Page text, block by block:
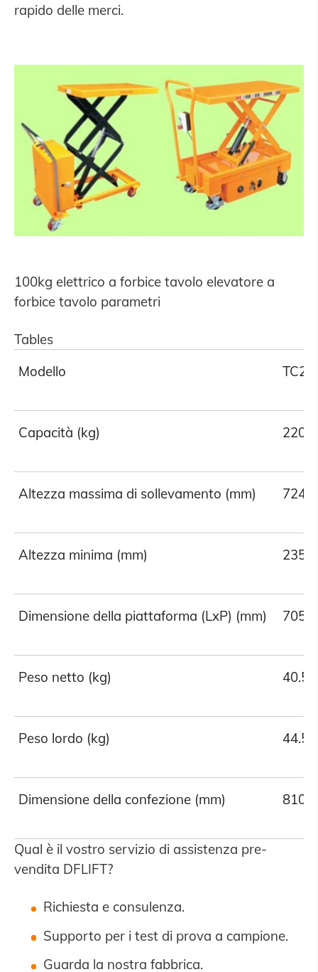
rapido delle merci.
100kg elettrico a forbice tavolo elevatore a
forbice tavolo parametri
Tables
Modello
Capacità (kg) 220
Altezza massima di sollevamento (mm) 724
Altezza minima (mm) 235
Dimensione della piattaforma (LxP) (mm)
Peso netto (kg) 40.5
Peso lordo (kg) 44.5
Dimensione della confezione (mm)
Qual è il vostro servizio di assistenza pre-
vendita DFLIFT?
Richiesta e consulenza.
Supporto per i test di prova a campione.
Guarda la nostra fabbrica.